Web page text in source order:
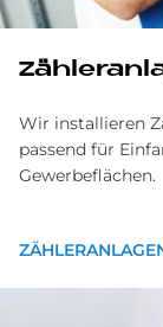
Wir installieren
passend für
Gewerbeflächen.